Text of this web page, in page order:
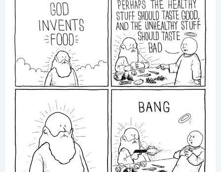
„Stary rodzinny muł. Stawał się coraz wolniejszy, ale
nadal był dobrym mułem. Marzył o tym, by wymordować
całą rodzinę, kiedy pójdzie spać. Ale nadal był starym,
dobrym mułem.”
8.